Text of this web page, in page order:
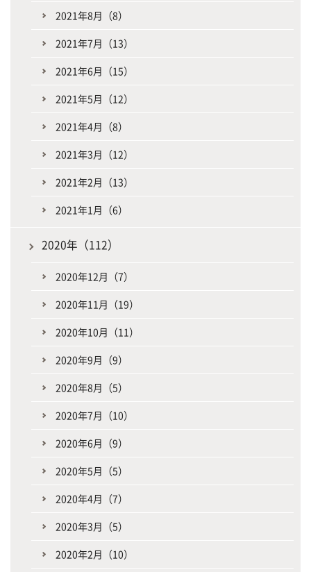
2021年8月（8）
2021年7月（13）
2021年6月（15）
2021年5月（12）
2021年4月（8）
2021年3月（12）
2021年2月（13）
2021年1月（6）
2020年（112）
2020年12月（7）
2020年11月（19）
2020年10月（11）
2020年9月（9）
2020年8月（5）
2020年7月（10）
2020年6月（9）
2020年5月（5）
2020年4月（7）
2020年3月（5）
2020年2月（10）